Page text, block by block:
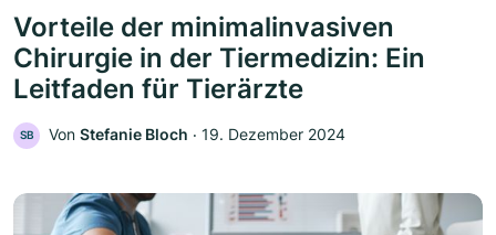
Vorteile der minimalinvasiven
Chirurgie in der Tiermedizin: Ein
Leitfaden für Tierärzte
SB Von Stefanie Bloch ‧ 19. Dezember 2024